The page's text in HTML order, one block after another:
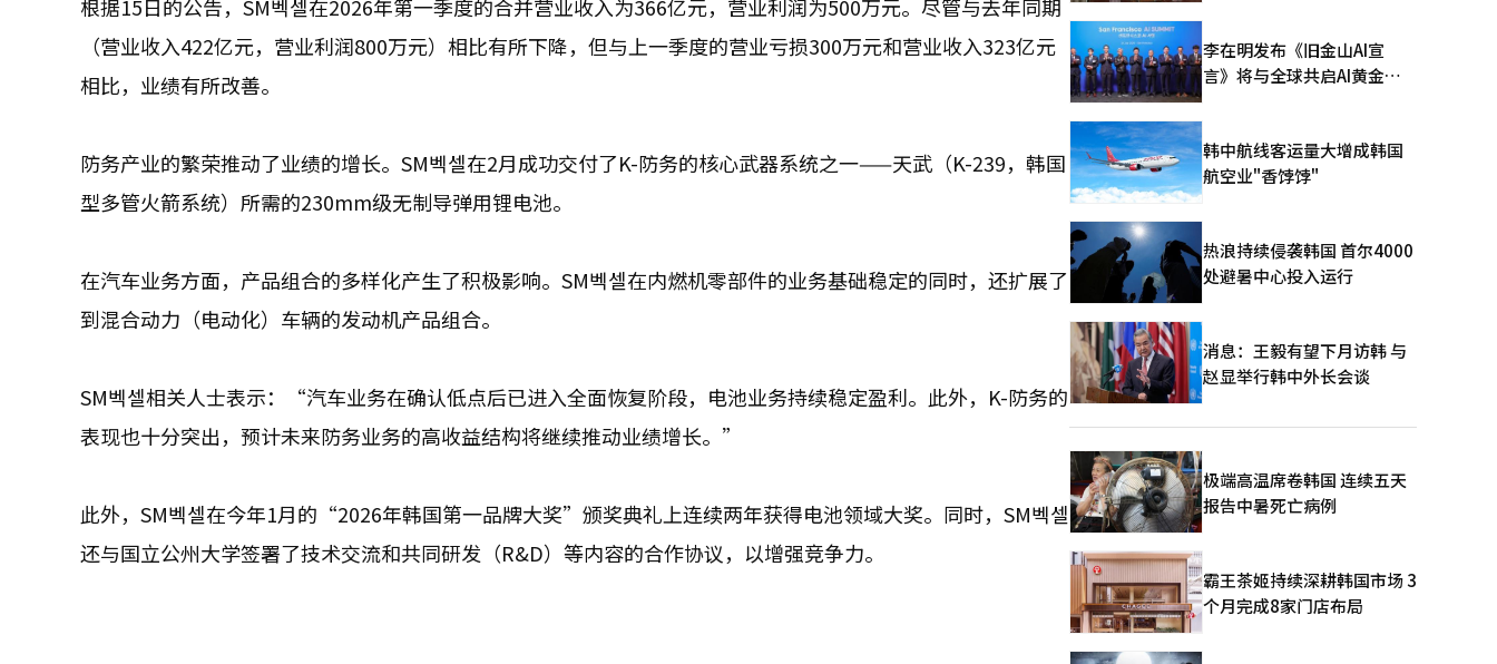
根据15日的公告，SM벡셀在2026年第一季度的合并营业收入为366亿元，营业利润为500万元。尽管与去年同期
（营业收入422亿元，营业利润800万元）相比有所下降，但与上一季度的营业亏损300万元和营业收入323亿元
相比，业绩有所改善。
防务产业的繁荣推动了业绩的增长。SM벡셀在2月成功交付了K-防务的核心武器系统之一——天武（K-239，韩国
型多管火箭系统）所需的230mm级无制导弹用锂电池。
在汽车业务方面，产品组合的多样化产生了积极影响。SM벡셀在内燃机零部件的业务基础稳定的同时，还扩展了
到混合动力（电动化）车辆的发动机产品组合。
SM벡셀相关人士表示：“汽车业务在确认低点后已进入全面恢复阶段，电池业务持续稳定盈利。此外，K-防务的
表现也十分突出，预计未来防务业务的高收益结构将继续推动业绩增长。”
此外，SM벡셀在今年1月的“2026年韩国第一品牌大奖”颁奖典礼上连续两年获得电池领域大奖。同时，SM벡셀
还与国立公州大学签署了技术交流和共同研发（R&D）等内容的合作协议，以增强竞争力。
李在明发布《旧金山AI宣
言》将与全球共启AI黄金时
韩中航线客运量大增成韩国
航空业"香饽饽"
热浪持续侵袭韩国 首尔4000
处避暑中心投入运行
消息：王毅有望下月访韩 与
赵显举行韩中外长会谈
极端高温席卷韩国 连续五天
报告中暑死亡病例
霸王茶姬持续深耕韩国市场 3
个月完成8家门店布局